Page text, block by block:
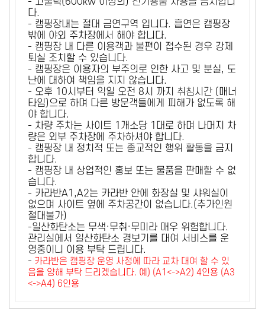
다.
- 캠핑장내는 절대 금연구역 입니다. 흡연은 캠핑장
밖에 야외 주차장에서 해야 합니다.
- 캠핑장 내 다른 이용객과 불편이 접수된 경우 강제
퇴실 조치할 수 있습니다.
- 캠핑장은 이용자의 부주의로 인한 사고 및 분실, 도
난에 대하여 책임을 지지 않습니다.
- 오후 10시부터 익일 오전 8시 까지 취침시간 (매너
타임)으로 하며 다른 방문객들에게 피해가 없도록 해
야 합니다.
- 차량 주차는 사이트 1개소당 1대로 하며 나머지 차
량은 외부 주차장에 주차하셔야 합니다.
- 캠핑장 내 정치적 또는 종교적인 행위 활동을 금지
합니다.
- 캠핑장 내 상업적인 홍보 또는 물품을 판매할 수 없
습니다.
- 카라반A1,A2는 카라반 안에 화장실 및 샤워실이
없으며 사이트 옆에 주차공간이 없습니다.(추가인원
절대불가)
-일산화탄소는 무색·무취·무미라 매우 위험합니다.
관리실에서 일산화탄소 경보기를 대여 서비스를 운
영중이니 이용 부탁 드립니다.
- 카라반은 캠핑장 운영 사정에 따라 교차 대여 할 수 있
음을 양해 부탁 드리겠습니다. 예) (A1<->A2) 4인용 (A3
<->A4) 6인용